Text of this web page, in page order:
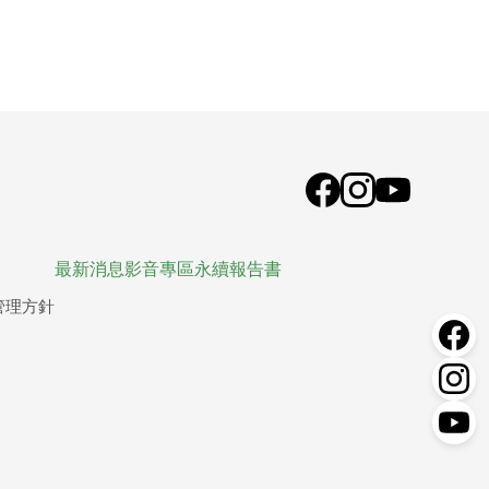
理方針
最新消息影音專區永續報告書